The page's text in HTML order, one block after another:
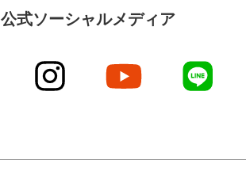
公式ソーシャルメディア
instagram youtube